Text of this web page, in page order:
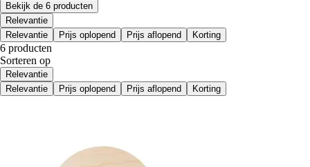
Bekijk de 6 producten
Relevantie
Relevantie
Prijs oplopend Prijs aflopend Korting
6 producten
Sorteren op
Relevantie
Relevantie
Prijs oplopend Prijs aflopend Korting